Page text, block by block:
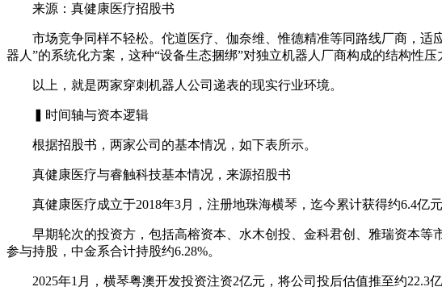
来源：真健康医疗招股书
市场竞争同样不轻松。佗道医疗、伽奈维、惟德精准等同路线厂商，适
器人”的系统化方案，这种“设备生态捆绑”对独立机器人厂商构成的结构性压
以上，就是两家穿刺机器人公司递表的现实行业环境。
▍时间轴与资本逻辑
根据招股书，两家公司的基本情况，如下表所示。
真健康医疗与睿触科技基本情况，来源招股书
真健康医疗成立于2018年3月，注册地珠海横琴，迄今累计获得约6.4亿元
早期轮次的投资方，包括高榕资本、水木创投、金科君创、雅瑞资本等市
参与持股，中金系合计持股约6.28%。
2025年1月，横琴粤澳开发投资注资2亿元，将公司投后估值推至约22.3亿